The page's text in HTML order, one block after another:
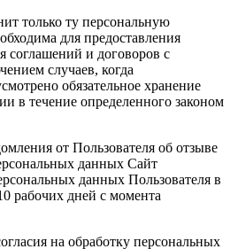
только ту персональную
для предоставления
соглашений и договоров с
случаев, когда
обязательное хранение
в течение определенного законом
от Пользователя об отзыве
данных Сайт
данных Пользователя в
рабочих дней с момента
на обработку персональных